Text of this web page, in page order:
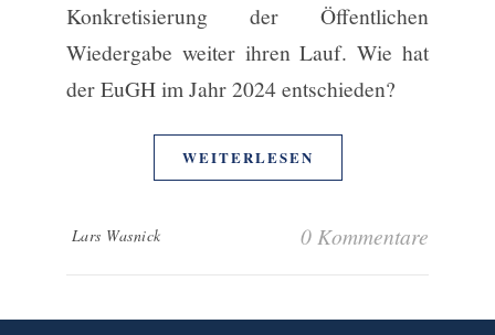
Konkretisierung der Öffentlichen
Wiedergabe weiter ihren Lauf. Wie hat
der EuGH im Jahr 2024 entschieden?
WEITERLESEN
Lars Wasnick 0 Kommentare